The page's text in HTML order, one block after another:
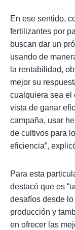
En ese sentido,
fertilizantes por
buscan dar un
usando de
la rentabilidad,
mejor su
cualquiera sea el
vista de ganar
campaña, usar
de cultivos para
eficiencia”,
Para esta
destacó que es
desafíos desde
producción y
en ofrecer las